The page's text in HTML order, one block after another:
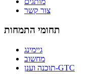
צור קשר
תחומי התמחות
גיימינג
מחשוב
תוכנה וענן-GTC